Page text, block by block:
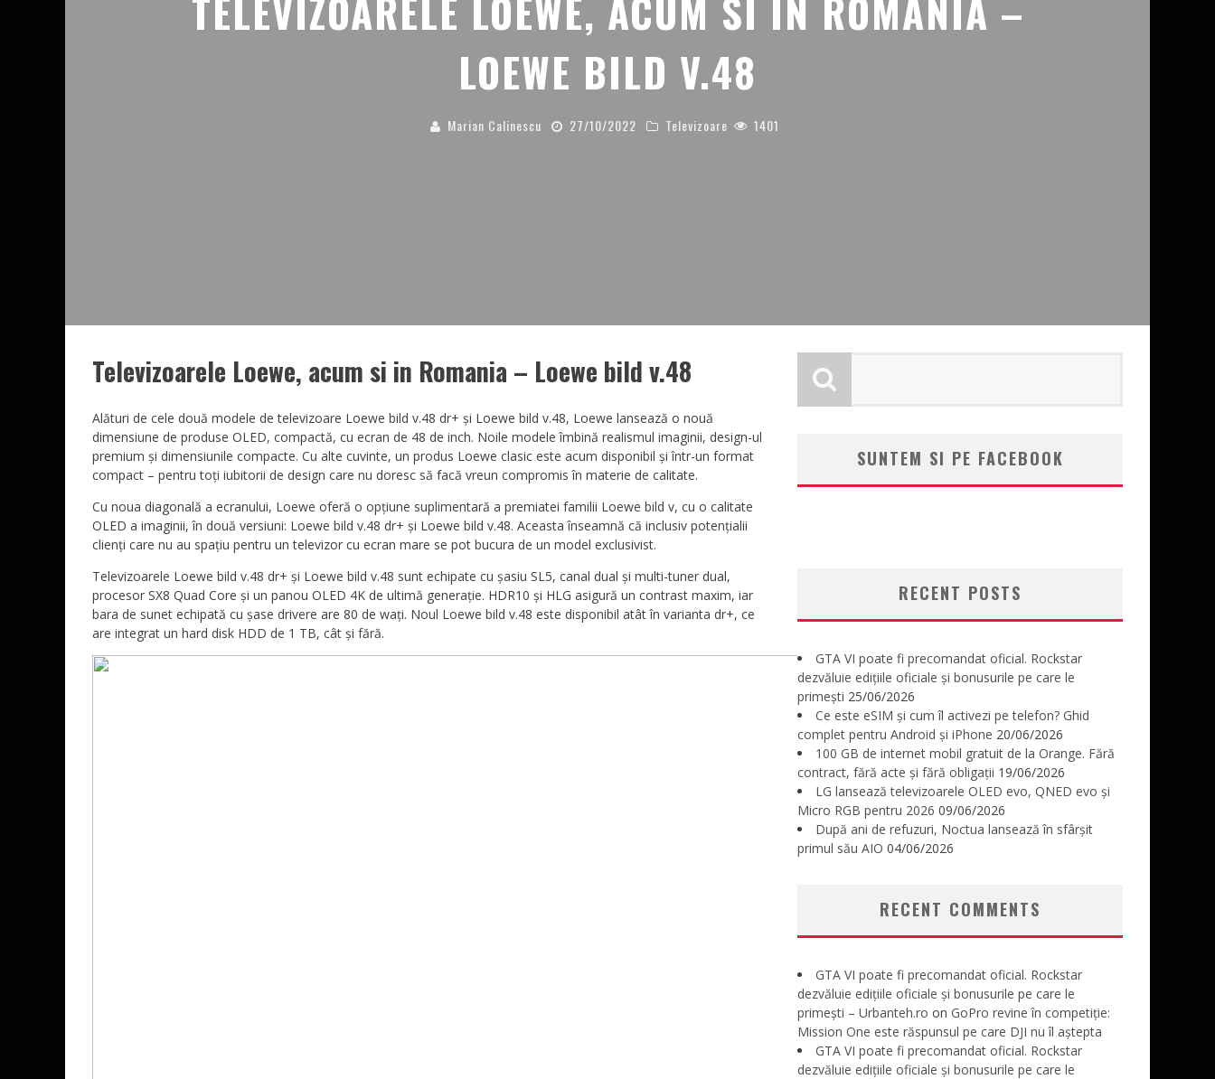
TELEVIZOARELE LOEWE, ACUM SI IN ROMANIA –
LOEWE BILD V.48
Marian Calinescu 27/10/2022 Televizoare 1401
Televizoarele Loewe, acum si in Romania – Loewe bild v.48
Alături de cele două modele de televizoare Loewe bild v.48 dr+ și Loewe bild v.48, Loewe lansează o nouă
dimensiune de produse OLED, compactă, cu ecran de 48 de inch. Noile modele îmbină realismul imaginii, design-ul
premium și dimensiunile compacte. Cu alte cuvinte, un produs Loewe clasic este acum disponibil și într-un format
compact – pentru toți iubitorii de design care nu doresc să facă vreun compromis în materie de calitate.
Cu noua diagonală a ecranului, Loewe oferă o opțiune suplimentară a premiatei familii Loewe bild v, cu o calitate
OLED a imaginii, în două versiuni: Loewe bild v.48 dr+ și Loewe bild v.48. Aceasta înseamnă că inclusiv potențialii
clienți care nu au spațiu pentru un televizor cu ecran mare se pot bucura de un model exclusivist.
Televizoarele Loewe bild v.48 dr+ și Loewe bild v.48 sunt echipate cu șasiu SL5, canal dual și multi-tuner dual,
procesor SX8 Quad Core și un panou OLED 4K de ultimă generație. HDR10 și HLG asigură un contrast maxim, iar
bara de sunet echipată cu șase drivere are 80 de wați. Noul Loewe bild v.48 este disponibil atât în varianta dr+, ce
are integrat un hard disk HDD de 1 TB, cât și fără.
SUNTEM SI PE FACEBOOK
RECENT POSTS
GTA VI poate fi precomandat oficial. Rockstar
dezvăluie edițiile oficiale și bonusurile pe care le
primești 25/06/2026
Ce este eSIM și cum îl activezi pe telefon? Ghid
complet pentru Android și iPhone 20/06/2026
100 GB de internet mobil gratuit de la Orange. Fără
contract, fără acte și fără obligații 19/06/2026
LG lansează televizoarele OLED evo, QNED evo și
Micro RGB pentru 2026 09/06/2026
După ani de refuzuri, Noctua lansează în sfârșit
primul său AIO 04/06/2026
RECENT COMMENTS
GTA VI poate fi precomandat oficial. Rockstar
dezvăluie edițiile oficiale și bonusurile pe care le
primești – Urbanteh.ro on GoPro revine în competiție:
Mission One este răspunsul pe care DJI nu îl aștepta
GTA VI poate fi precomandat oficial. Rockstar
dezvăluie edițiile oficiale și bonusurile pe care le